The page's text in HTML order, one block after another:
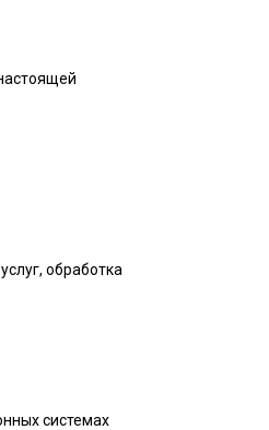
обработка
системах